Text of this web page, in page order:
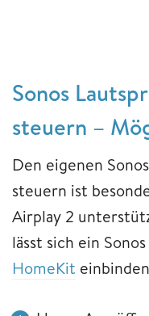
Sonos
steuern –
Den eigenen
steuern ist
Airplay 2
lässt sich ein
HomeKit